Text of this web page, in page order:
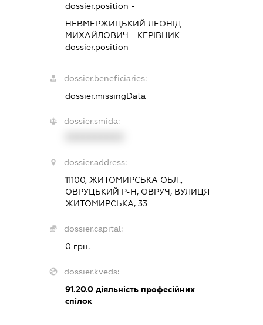
dossier.position -
НЕВМЕРЖИЦЬКИЙ ЛЕОНІД
МИХАЙЛОВИЧ - КЕРІВНИК
dossier.position -
dossier.beneficiaries:
dossier.missingData
dossier.smida:
dossier.address:
11100, ЖИТОМИРСЬКА ОБЛ.,
ОВРУЦЬКИЙ Р-Н, ОВРУЧ, ВУЛИЦЯ
ЖИТОМИРСЬКА, 33
dossier.capital:
0 грн.
dossier.kveds:
91.20.0діяльність професійних
спілок